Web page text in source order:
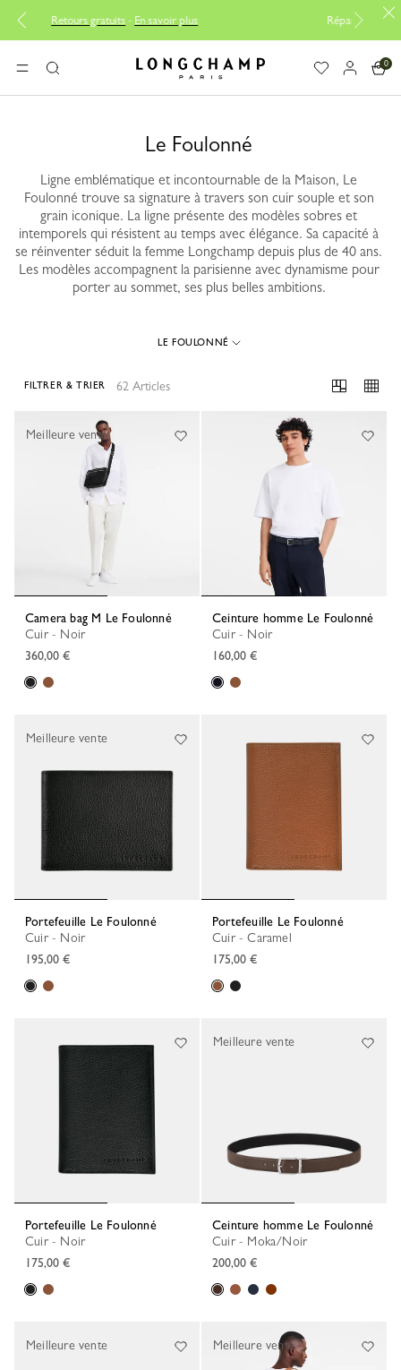
plus Réparation gratuite | Découvrir le service de
MENURechercher Longchamp - Accueil
0
Le Foulonné
Ligne emblématique et incontournable de la Maison, Le
Foulonné trouve sa signature à travers son cuir souple et son
grain iconique. La ligne présente des modèles sobres et
intemporels qui résistent au temps avec élégance. Sa capacité à
se réinventer séduit la femme Longchamp depuis plus de 40 ans.
Les modèles accompagnent la parisienne avec dynamisme pour
porter au sommet, ses plus belles ambitions.
LE FOULONNÉ
62 Articles
FILTRER & TRIER
Camera bag M Le Foulonné
Cuir - Noir
360,00 €
Meilleure vente
Ceinture homme Le Foulonné
Cuir - Noir
160,00 €
Portefeuille Le Foulonné
Cuir - Noir
195,00 €
Meilleure vente
Portefeuille Le Foulonné
Cuir - Caramel
175,00 €
Portefeuille Le Foulonné
Cuir - Noir
175,00 €
Ceinture homme Le Foulonné
Cuir - Moka/Noir
200,00 €
Meilleure vente
Meilleure vente Meilleure vente